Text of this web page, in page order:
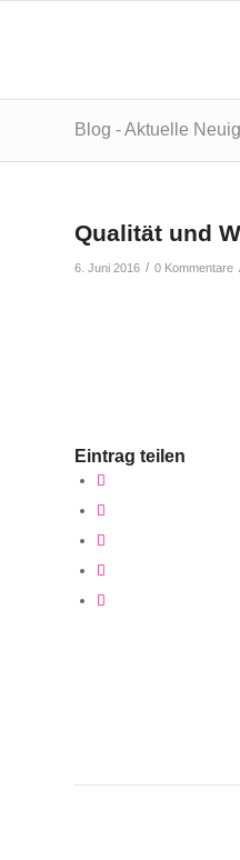
Blog - Aktuelle
Qualität und
6. Juni 2016 / 0 Kommentare
Eintrag teilen